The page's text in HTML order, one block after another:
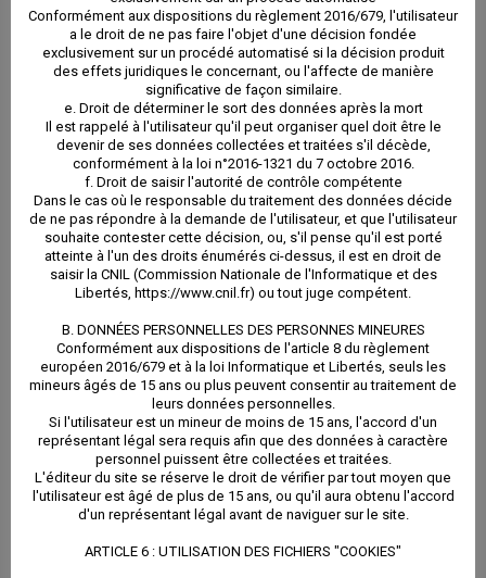
moyen.
ARTICLE 5 : DROITS DE L’UTILISATEUR
Conformément à la réglementation concernant le
traitement des données à caractère personnel,
l’utilisateur possède les droits ci-après énumérés.
Afin que le responsable du traitement des données
communiquer : ses prénom et nom ainsi que son
adresse e-mail.
Le responsable du traitement des données est tenu
de répondre à l’utilisateur dans un délai de 30 (trente)
jours maximum.
Conformément aux dispositions du règlement 2016/679, l'utilisateur
a le droit de ne pas faire l'objet d'une décision fondée
exclusivement sur un procédé automatisé si la décision produit
des effets juridiques le concernant, ou l'affecte de manière
significative de façon similaire.
e. Droit de déterminer le sort des données après la mort
Il est rappelé à l'utilisateur qu'il peut organiser quel doit être le
devenir de ses données collectées et traitées s'il décède,
conformément à la loi n°2016-1321 du 7 octobre 2016.
f. Droit de saisir l'autorité de contrôle compétente
Dans le cas où le responsable du traitement des données décide
de ne pas répondre à la demande de l'utilisateur, et que l'utilisateur
souhaite contester cette décision, ou, s'il pense qu'il est porté
atteinte à l'un des droits énumérés ci-dessus, il est en droit de
saisir la CNIL (Commission Nationale de l'Informatique et des
Libertés, https://www.cnil.fr) ou tout juge compétent.
B. DONNÉES PERSONNELLES DES PERSONNES MINEURES
Conformément aux dispositions de l'article 8 du règlement
européen 2016/679 et à la loi Informatique et Libertés, seuls les
mineurs âgés de 15 ans ou plus peuvent consentir au traitement de
leurs données personnelles.
Si l'utilisateur est un mineur de moins de 15 ans, l'accord d'un
représentant légal sera requis afin que des données à caractère
personnel puissent être collectées et traitées.
L'éditeur du site se réserve le droit de vérifier par tout moyen que
l'utilisateur est âgé de plus de 15 ans, ou qu'il aura obtenu l'accord
d'un représentant légal avant de naviguer sur le site.
ARTICLE 6 : UTILISATION DES FICHIERS "COOKIES"